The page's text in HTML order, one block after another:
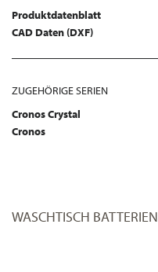
Produktdatenblatt
CAD Daten (DXF)
ZUGEHÖRIGE SERIEN
Cronos Crystal
Cronos
WASCHTISCH BATTERIEN